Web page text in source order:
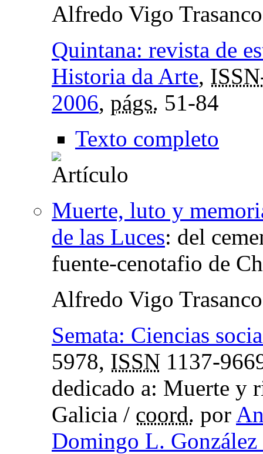
Alfredo Vigo
Quintana: revista de
Historia da Arte,
2006, págs. 51-84
Texto completo
Muerte, luto y
de las Luces: del
fuente-cenotafio de
Alfredo Vigo
Semata: Ciencias
5978, ISSN 1137-
dedicado a: Muerte y
Galicia / coord. por
Domingo L.